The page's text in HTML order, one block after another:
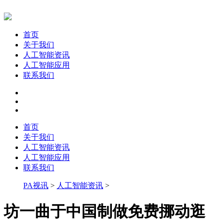
首页
关于我们
人工智能资讯
人工智能应用
联系我们
首页
关于我们
人工智能资讯
人工智能应用
联系我们
PA视讯 > 人工智能资讯 >
坊一曲于中国制做免费挪动逛